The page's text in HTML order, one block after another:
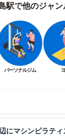
駅で他のジャ
パーソナルジム
にマシンピラティ